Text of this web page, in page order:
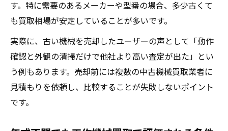
す。特に需要のあるメーカーや型番の場合、多少古くて
も買取相場が安定していることが多いです。
実際に、古い機械を売却したユーザーの声として「動作
確認と外観の清掃だけで他社より高い査定が出た」とい
う例もあります。売却前には複数の中古機械買取業者に
見積もりを依頼し、比較することが失敗しないポイント
です。